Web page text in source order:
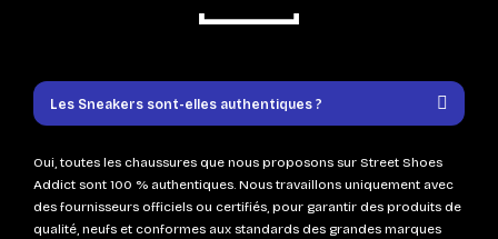
Les Sneakers sont-elles authentiques ?
Oui, toutes les chaussures que nous proposons sur Street Shoes
Addict sont 100 % authentiques. Nous travaillons uniquement avec
des fournisseurs officiels ou certifiés, pour garantir des produits de
qualité, neufs et conformes aux standards des grandes marques